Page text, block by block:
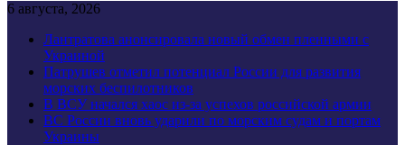
6 августа, 2026
Лантратова анонсировала новый обмен пленными с
Украиной
Патрушев отметил потенциал России для развития
морских беспилотников
В ВСУ начался хаос из-за успехов российской армии
ВС России вновь ударили по морским судам и портам
Украины